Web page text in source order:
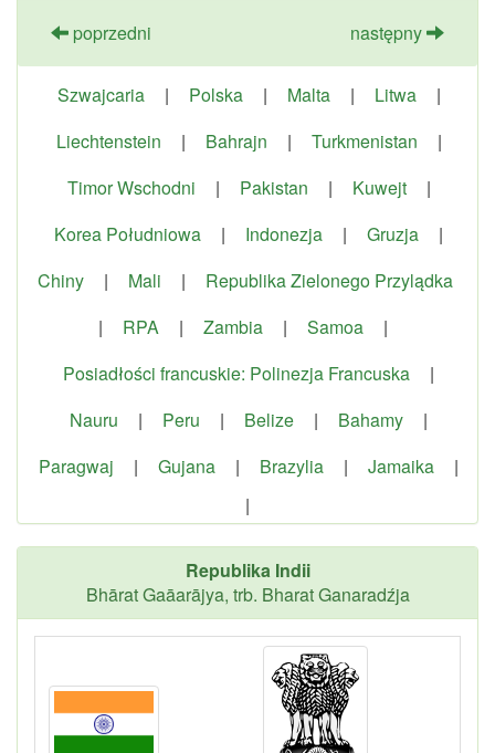
poprzedni następny
Szwajcaria | Polska | Malta | Litwa
|
Liechtenstein
| Bahrajn | Turkmenistan
|
Timor Wschodni
| Pakistan | Kuwejt
|
Korea Południowa
| Indonezja | Gruzja
|
Chiny
| Mali |
Republika Zielonego Przylądka
|
RPA | Zambia | Samoa
|
Posiadłości francuskie: Polinezja Francuska
|
Nauru
| Peru | Belize | Bahamy
|
Paragwaj
| Gujana | Brazylia | Jamaika
|
|
Republika Indii
Bhārat Gaāarājya, trb. Bharat Ganaradźja